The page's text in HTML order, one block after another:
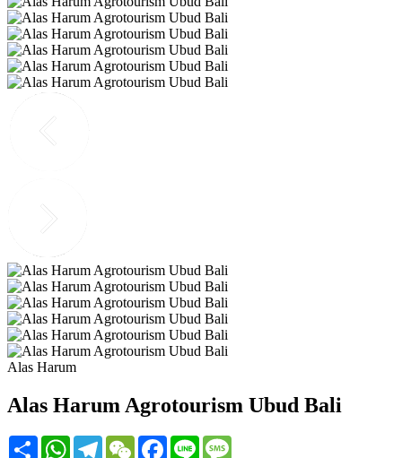
Alas Harum
Alas Harum Agrotourism Ubud Bali
Share WhatsAppTelegramWeChatFacebook
Line